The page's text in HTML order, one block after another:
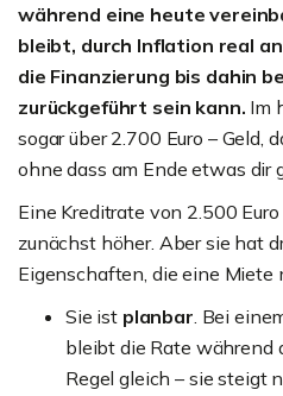
während eine heute
bleibt, durch Inflation real
die Finanzierung bis dahin
zurückgeführt sein kann. Im
sogar über 2.700 Euro – Geld,
ohne dass am Ende etwas dir
Eine Kreditrate von 2.500
zunächst höher. Aber sie hat
Eigenschaften, die eine Miete
Sie ist planbar. Bei
bleibt die Rate während
Regel gleich – sie steigt